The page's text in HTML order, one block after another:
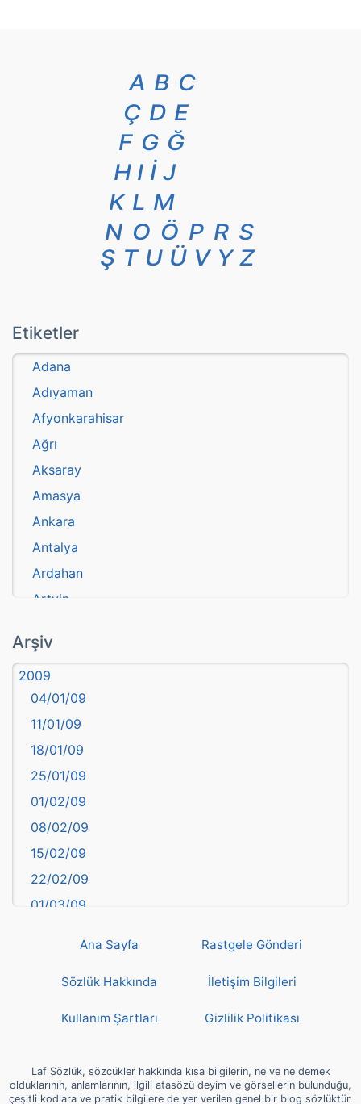
A B C
Ç D E
F G Ğ
H I İ J
K L M
N O Ö P R S
Ş T U Ü V Y Z
Etiketler
Adana
Adıyaman
Afyonkarahisar
Ağrı
Aksaray
Amasya
Ankara
Antalya
Ardahan
Artvin
Aydın
Balıkesir
Bartın
başkentler
Batman
Bayburt
Bilecik
Bingöl
Bitlis
Bolu
Burdur
Çankırı
Çorum
deyim
Diyarbakır
Arşiv
2009
04/01/09
11/01/09
18/01/09
25/01/09
01/02/09
08/02/09
15/02/09
22/02/09
01/03/09
22/03/09
19/04/09
Ana Sayfa Rastgele Gönderi
Sözlük Hakkında İletişim Bilgileri
Kullanım Şartları Gizlilik Politikası
Laf Sözlük, sözcükler hakkında kısa bilgilerin, ne ve ne demek
olduklarının, anlamlarının, ilgili atasözü deyim ve görsellerin bulunduğu,
çeşitli kodlara ve pratik bilgilere de yer verilen genel bir blog sözlüktür.